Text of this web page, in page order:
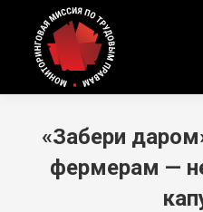
«Забери
фермерам —